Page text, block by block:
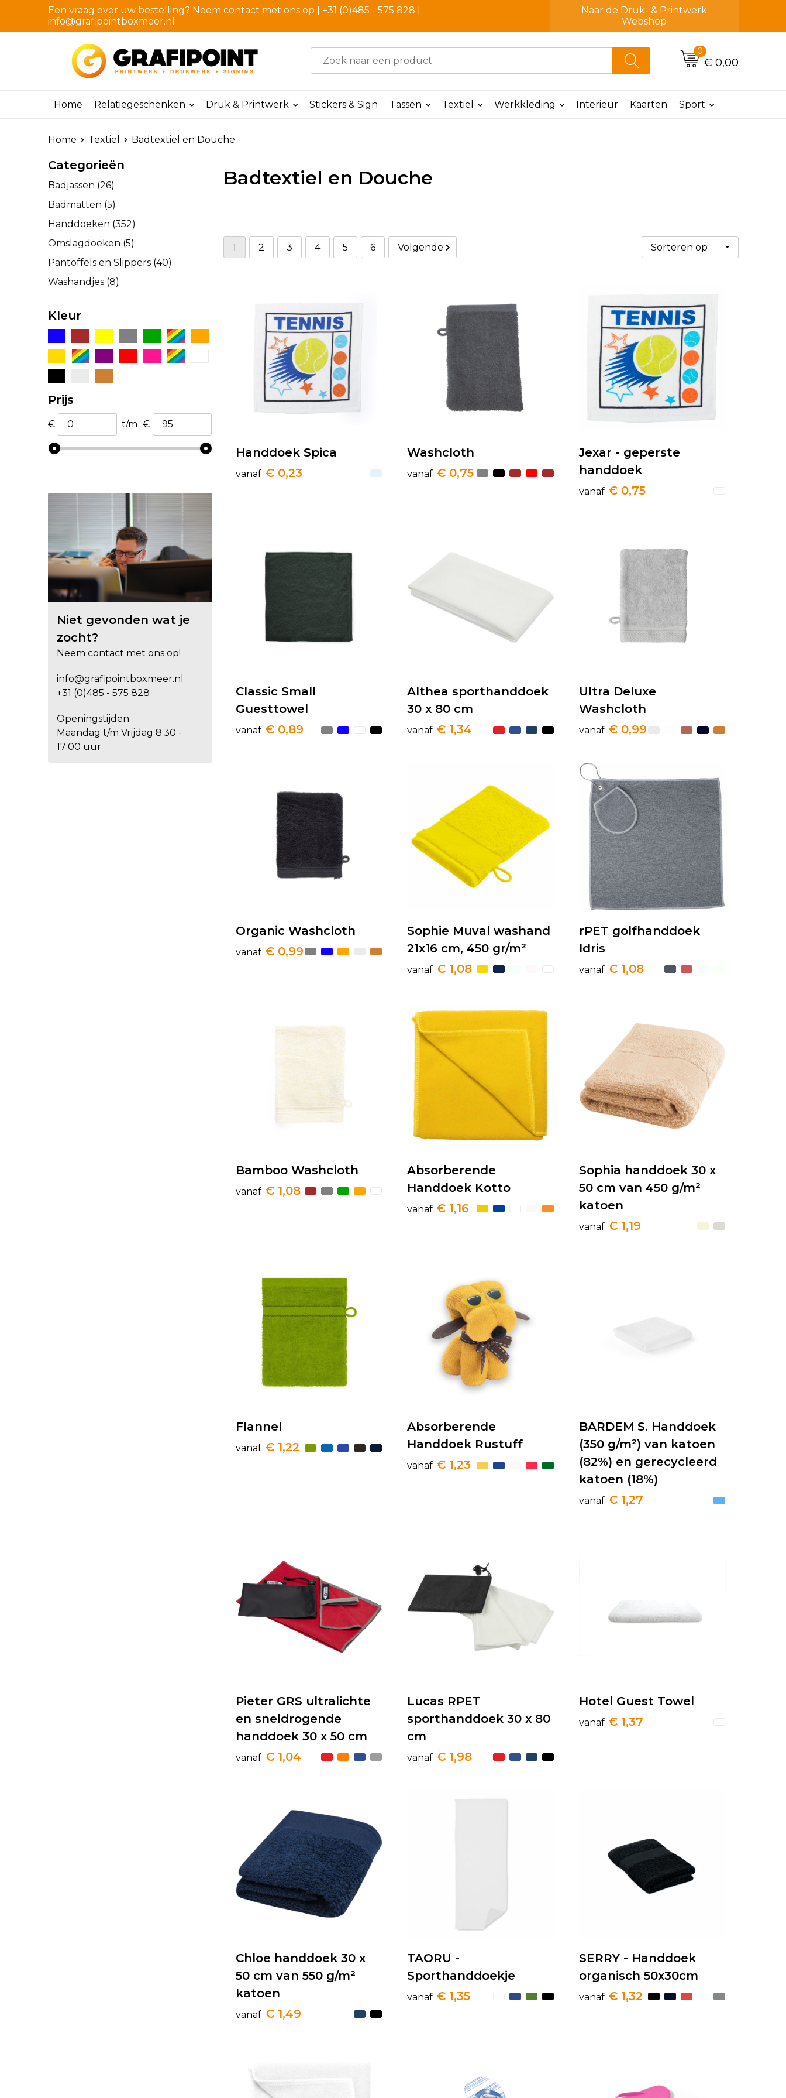
Een vraag over uw bestelling? Neem contact met ons op | +31 (0)485 - 575 828 |
info@grafipointboxmeer.nl
Naar de Druk- & Printwerk
Webshop
0
€ 0,00
Home Relatiegeschenken Druk & Printwerk Stickers & Sign Tassen Textiel Werkkleding Interieur Kaarten Sport
Home Textiel Badtextiel en Douche
Categorieën
Badjassen (26)
Badmatten (5)
Handdoeken (352)
Omslagdoeken (5)
Pantoffels en Slippers (40)
Washandjes (8)
Kleur
Prijs
€ t/m €
Niet gevonden wat je
zocht?
Neem contact met ons op!
info@grafipointboxmeer.nl
+31 (0)485 - 575 828
Openingstijden
Maandag t/m Vrijdag 8:30 -
17:00 uur
Badtextiel en Douche
1 2 3 4 5 6 Volgende
Handdoek Spica
vanaf € 0,23
Washcloth
vanaf € 0,75
Jexar - geperste
handdoek
vanaf € 0,75
Classic Small
Guesttowel
vanaf € 0,89
Althea sporthanddoek
30 x 80 cm
vanaf € 1,34
Ultra Deluxe
Washcloth
vanaf € 0,99
Organic Washcloth
vanaf € 0,99
Sophie Muval washand
21x16 cm, 450 gr/m²
vanaf € 1,08
rPET golfhanddoek
Idris
vanaf € 1,08
Bamboo Washcloth
vanaf € 1,08
Absorberende
Handdoek Kotto
vanaf € 1,16
Sophia handdoek 30 x
50 cm van 450 g/m²
katoen
vanaf € 1,19
Flannel
vanaf € 1,22
Absorberende
Handdoek Rustuff
vanaf € 1,23
BARDEM S. Handdoek
(350 g/m²) van katoen
(82%) en gerecycleerd
katoen (18%)
vanaf € 1,27
Pieter GRS ultralichte
en sneldrogende
handdoek 30 x 50 cm
vanaf € 1,04
Lucas RPET
sporthanddoek 30 x 80
cm
vanaf € 1,98
Hotel Guest Towel
vanaf € 1,37
Chloe handdoek 30 x
50 cm van 550 g/m²
katoen
vanaf € 1,49
TAORU -
Sporthanddoekje
vanaf € 1,35
SERRY - Handdoek
organisch 50x30cm
vanaf € 1,32